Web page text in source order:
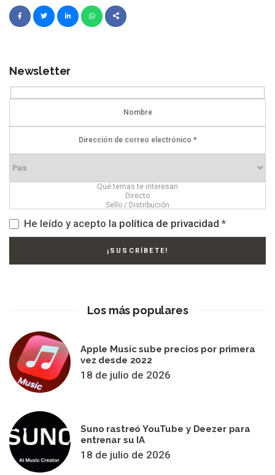
Newsletter
He leído y acepto la política de privacidad *
Los más populares
Apple Music sube precios por primera
vez desde 2022
18 de julio de 2026
Suno rastreó YouTube y Deezer para
entrenar su IA
18 de julio de 2026